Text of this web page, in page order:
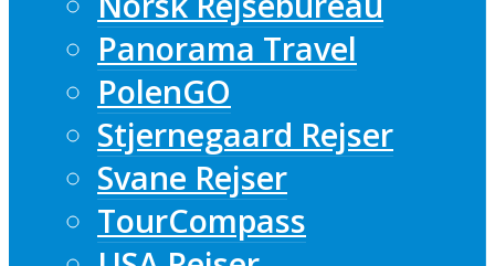
Panorama Travel
PolenGO
Stjernegaard Rejser
Svane Rejser
TourCompass